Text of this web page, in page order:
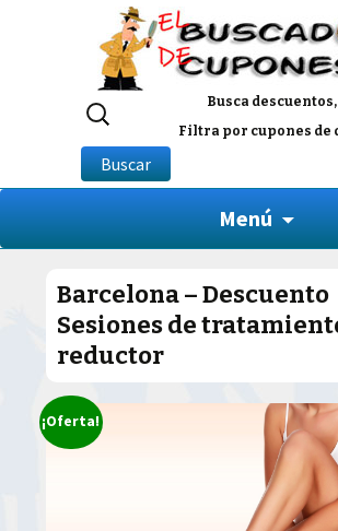
Busca
Filtra por cupones
Buscar
por:
Buscar
Menú
Barcelona – Descuento
Sesiones de
reductor
¡Oferta!